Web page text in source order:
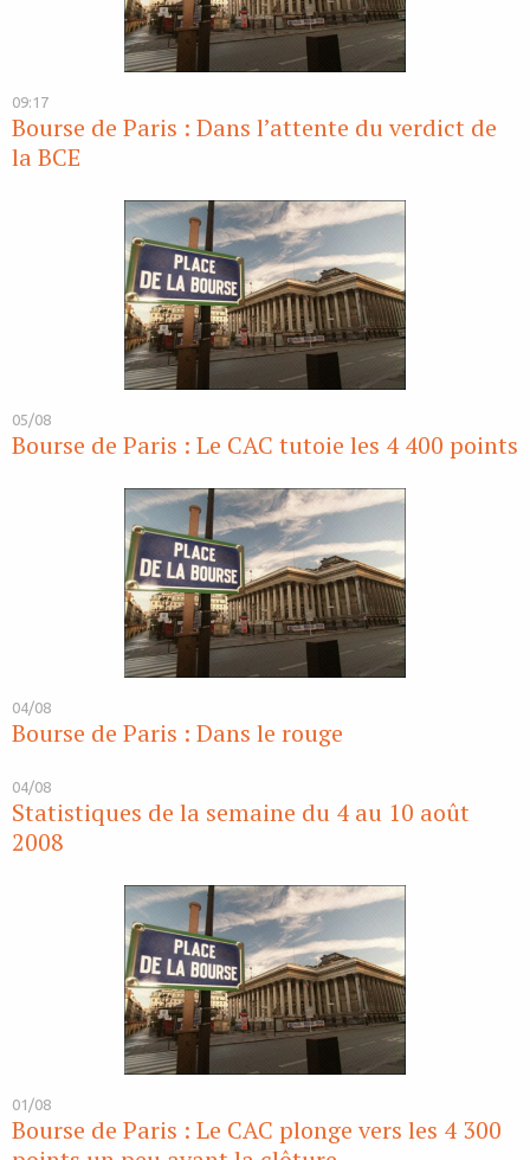
09:17
Bourse de Paris : Dans l’attente du verdict de
la BCE
05/08
Bourse de Paris : Le CAC tutoie les 4 400 points
04/08
Bourse de Paris : Dans le rouge
04/08
Statistiques de la semaine du 4 au 10 août
2008
01/08
Bourse de Paris : Le CAC plonge vers les 4 300